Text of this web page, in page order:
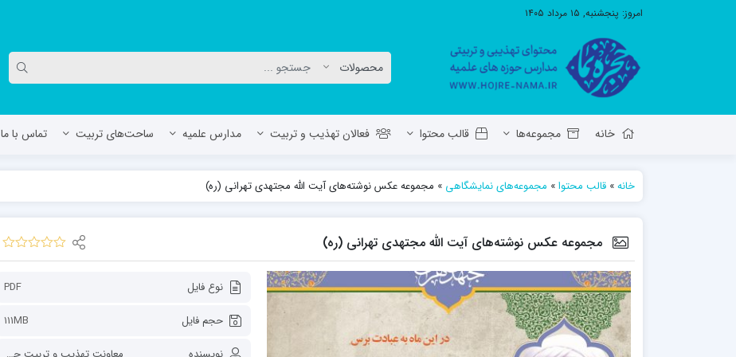
امروز: پنجشنبه, ۱۵ مرداد ۱۴۰۵
خانه مجموعه‌ها قالب محتوا فعالان تهذیب و تربیت مدارس علمیه
معاونت تهذیب استان آ.ش
حوزه علمیه حضرت ولی عصر عج بناب
مدرسه علمیه صاحب الزمان عج مرند
مدرسه علمیه جعفریه
مدرسه علمیه المهدی (عج)/ آران و بیدگل
حوزه علمیه سفیران هدایت رهنان
مدرسه آیت الله العظمی گلپایگانی ره
ساحت‌های تربیت تماس با ما
خانه» قالب محتوا» مجموعه‌های نمایشگاهی » مجموعه عکس نوشته‌های آیت الله مجتهدی تهرانی (ره)
مجموعه عکس نوشته‌های آیت الله مجتهدی تهرانی (ره)
نوع فایل
PDF
حجم فایل
111MB